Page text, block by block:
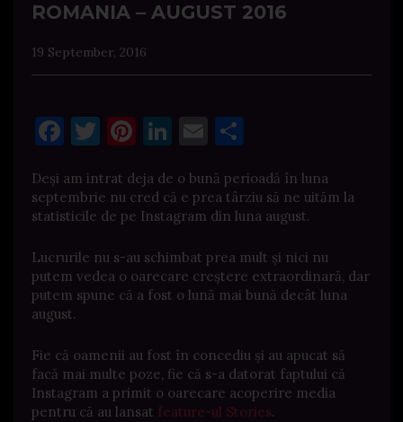
ROMANIA – AUGUST 2016
19 September, 2016
Facebook
Twitter
Pinterest
LinkedIn
Email
Deși am intrat deja de o bună perioadă în luna
septembrie nu cred că e prea târziu să ne uităm la
statisticile de pe Instagram din luna august.
Lucrurile nu s-au schimbat prea mult și nici nu
putem vedea o oarecare creștere extraordinară, dar
putem spune că a fost o lună mai bună decât luna
august.
Fie că oamenii au fost în concediu și au apucat să
facă mai multe poze, fie că s-a datorat faptului că
Instagram a primit o oarecare acoperire media
pentru că au lansat feature-ul Stories.